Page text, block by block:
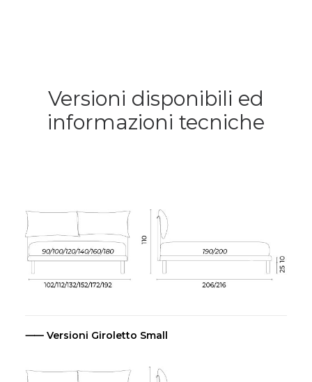
Versioni disponibili ed
informazioni tecniche
⸺ Versioni Giroletto Small